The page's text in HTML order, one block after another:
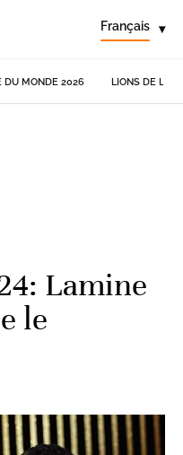
Français ▾
DU MONDE 2026 LIONS DE
Lamine
le